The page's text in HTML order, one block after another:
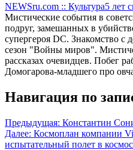
NEWSru.com :: Культура5 лет
Мистические события в
подруг, замешанных в
супергероя DC. Знакомство с
сезон "Войны миров".
рассказах очевидцев. Побег
Домогарова-младшего про
Навигация по
Предыдущая: Константин
Далее: Космоплан компании
испытательный полет в